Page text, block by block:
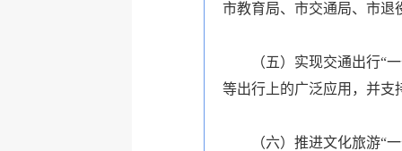
市教育局、市交通局、市退
（五）实现交通出行“
等出行上的广泛应用，并支
（六）推进文化旅游“